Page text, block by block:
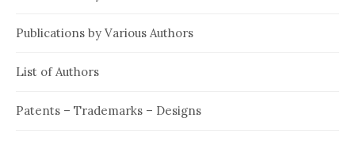
Publications by Various Authors
List of Authors
Patents – Trademarks – Designs